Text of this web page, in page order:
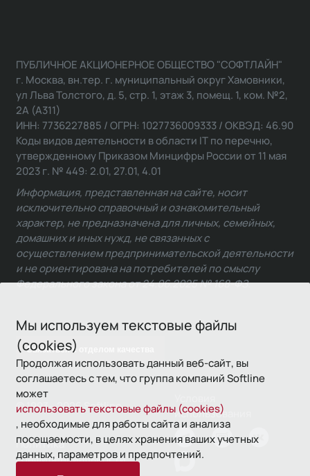
Мы используем текстовые файлы
(cookies)
Продолжая использовать данный веб-сайт, вы
соглашаетесь с тем, что группа компаний Softline
может
использовать текстовые файлы (cookies)
, необходимые для работы сайта и анализа
посещаемости, в целях хранения ваших учетных
данных, параметров и предпочтений.
Связаться с отделом качества
ПУБЛИЧНОЕ АКЦИОНЕРНОЕ ОБЩЕСТВО "СОФТЛАЙН"
г. Москва, вн.тер. г. муниципальный округ Хамовники,
ул Льва Толстого, д. 5, стр. 1, этаж 3, помещ. 1, ком. №2,
2А (А311)
ИНН: 7736227885 / ОГРН: 1027736009333 / ОКВЭД: 46.90
Коды видов деятельности в области IT по перечню,
утвержденному Приказом Минцифры России от 11 мая
2023 г. № 449: 2.01, 27.01, 4.01
Информация, представленная на сайте, носит
исключительно справочный и ознакомительный
характер, не предназначена для личных, семейных,
домашних и иных нужд, не связанных с
осуществлением предпринимательской деятельности
и не ориентирована на потребителей по смыслу
Федерального закона от 24.06.2025 № 168-ФЗ.
© 1993—2026 Softline
использования
Политика
конфиденциальности